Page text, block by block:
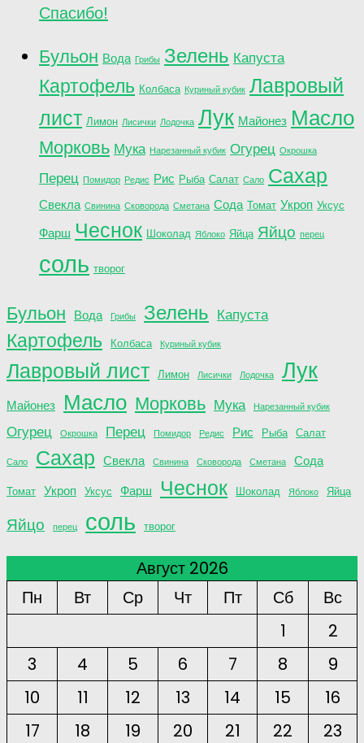
Спасибо!
Бульон Вода Грибы Зелень Капуста
Картофель Колбаса Куриный кубик Лавровый
лист Лимон Лисички Лодочка Лук Майонез Масло
Морковь Мука Нарезанный кубик Огурец Окрошка
Перец Помидор Редис Рис Рыба Салат Сало Сахар
Свекла Свинина Сковорода Сметана Сода Томат Укроп Уксус
Фарш Чеснок Шоколад Яблоко Яйца Яйцо перец
соль творог
Бульон Вода Грибы Зелень Капуста
Картофель Колбаса Куриный кубик
Лавровый лист Лимон Лисички Лодочка Лук
Майонез Масло Морковь Мука Нарезанный кубик
Огурец Окрошка Перец Помидор Редис Рис Рыба Салат
Сало Сахар Свекла Свинина Сковорода Сметана Сода
Томат Укроп Уксус Фарш Чеснок Шоколад Яблоко Яйца
Яйцо перец соль творог
Август 2026
Пн
Вт Ср Чт Пт Сб
Вс
1
2
3
4 5 6 7 8
9
10
11 12 13 14 15
16
17
18 19 20 21 22
23